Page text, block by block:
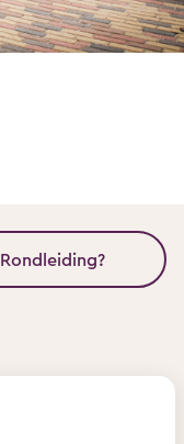
Rondleiding?